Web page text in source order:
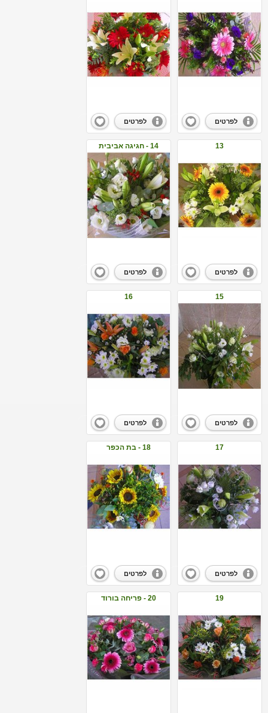
לפרטים לפרטים
13
לפרטים
14 - חגיגה אביבית
לפרטים
15
לפרטים
16
לפרטים
17
לפרטים
18 - בת הכפר
לפרטים
19 20 - פריחה בורוד